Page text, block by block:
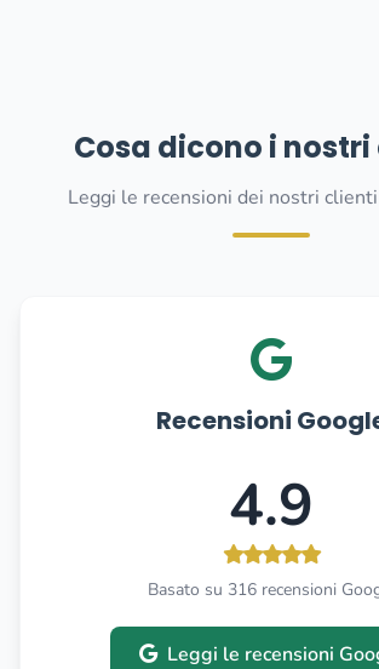
Cosa dicono i
Leggi le recensioni dei nostri
Recensioni
4.9
Basato su 316 recensioni
Leggi le recensioni